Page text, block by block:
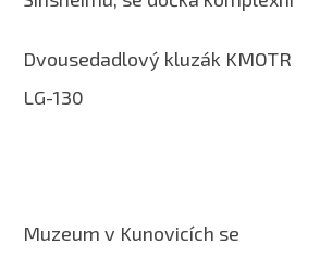
Dvousedadlový kluzák KMOTR
LG-130
Muzeum v Kunovicích se